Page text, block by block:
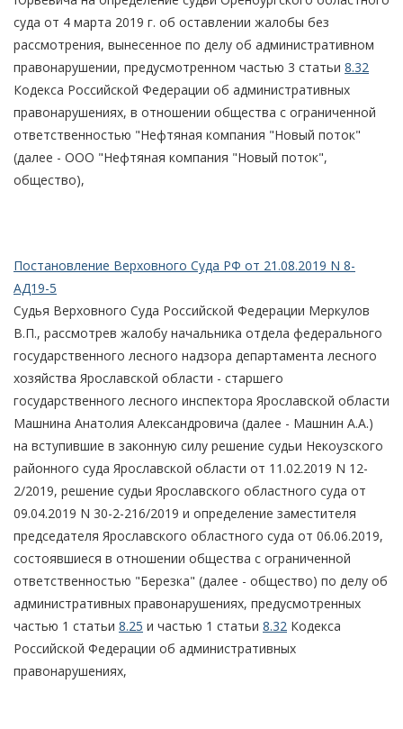
суда от 4 марта 2019 г. об оставлении жалобы без
рассмотрения, вынесенное по делу об административном
правонарушении, предусмотренном частью 3 статьи 8.32
Кодекса Российской Федерации об административных
правонарушениях, в отношении общества с ограниченной
ответственностью "Нефтяная компания "Новый поток"
(далее - ООО "Нефтяная компания "Новый поток",
общество),
Постановление Верховного Суда РФ от 21.08.2019 N 8-
АД19-5
Судья Верховного Суда Российской Федерации Меркулов
В.П., рассмотрев жалобу начальника отдела федерального
государственного лесного надзора департамента лесного
хозяйства Ярославской области - старшего
государственного лесного инспектора Ярославской области
Машнина Анатолия Александровича (далее - Машнин А.А.)
на вступившие в законную силу решение судьи Некоузского
районного суда Ярославской области от 11.02.2019 N 12-
2/2019, решение судьи Ярославского областного суда от
09.04.2019 N 30-2-216/2019 и определение заместителя
председателя Ярославского областного суда от 06.06.2019,
состоявшиеся в отношении общества с ограниченной
ответственностью "Березка" (далее - общество) по делу об
административных правонарушениях, предусмотренных
частью 1 статьи 8.25 и частью 1 статьи 8.32 Кодекса
Российской Федерации об административных
правонарушениях,